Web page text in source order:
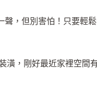
，但別害怕！只要輕
潢， 剛好最近家裡空間